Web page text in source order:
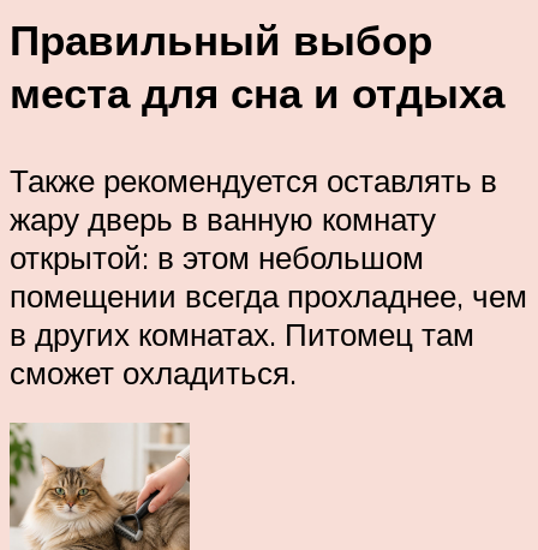
Правильный выбор
места для сна и отдыха
Также рекомендуется оставлять в
жару дверь в ванную комнату
открытой: в этом небольшом
помещении всегда прохладнее, чем
в других комнатах. Питомец там
сможет охладиться.